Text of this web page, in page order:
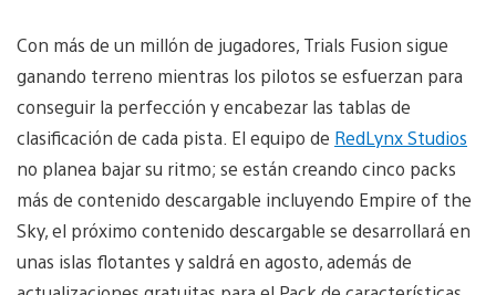
Con más de un millón de jugadores, Trials Fusion sigue
ganando terreno mientras los pilotos se esfuerzan para
conseguir la perfección y encabezar las tablas de
clasificación de cada pista. El equipo de RedLynx Studios
no planea bajar su ritmo; se están creando cinco packs
más de contenido descargable incluyendo Empire of the
Sky, el próximo contenido descargable se desarrollará en
unas islas flotantes y saldrá en agosto, además de